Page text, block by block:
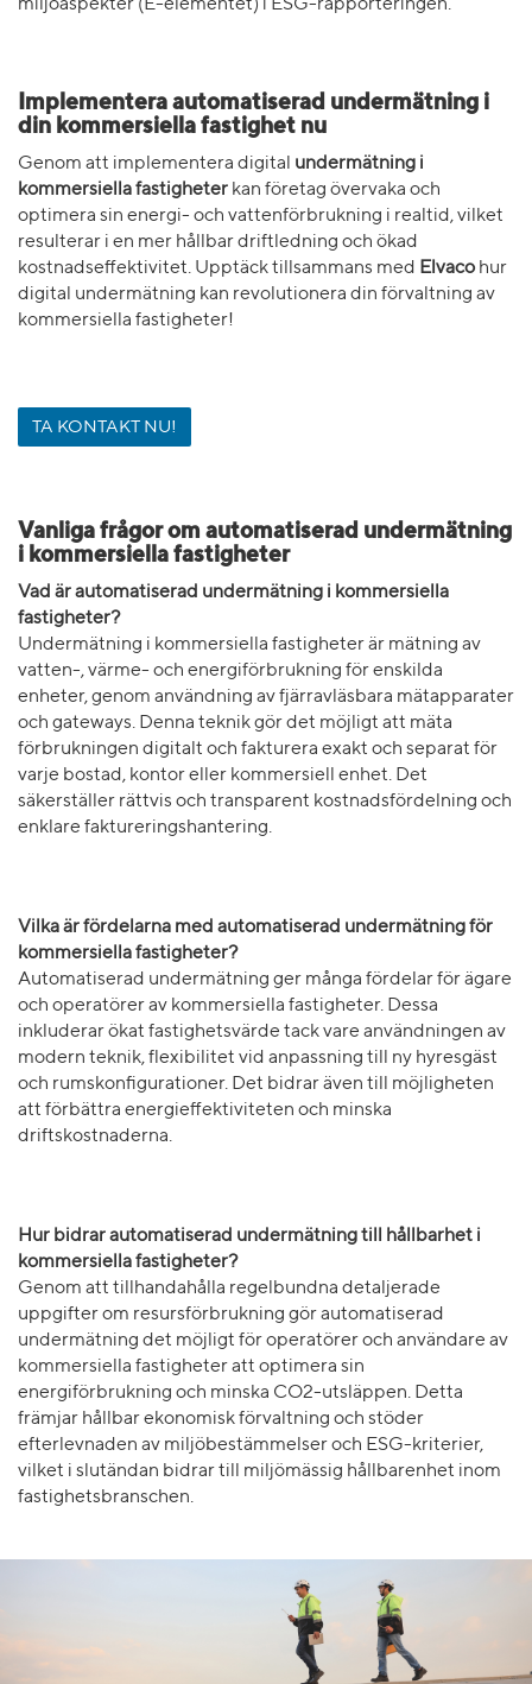
miljöaspekter (E-elementet) i ESG-rapporteringen.
Implementera automatiserad undermätning i
din kommersiella fastighet nu
Genom att implementera digital undermätning i
kommersiella fastigheter kan företag övervaka och
optimera sin energi- och vattenförbrukning i realtid, vilket
resulterar i en mer hållbar driftledning och ökad
kostnadseffektivitet. Upptäck tillsammans med Elvaco hur
digital undermätning kan revolutionera din förvaltning av
kommersiella fastigheter!
TA KONTAKT NU!
Vanliga frågor om automatiserad undermätning
i kommersiella fastigheter
Vad är automatiserad undermätning i kommersiella
fastigheter?
Undermätning i kommersiella fastigheter är mätning av
vatten-, värme- och energiförbrukning för enskilda
enheter, genom användning av fjärravläsbara mätapparater
och gateways. Denna teknik gör det möjligt att mäta
förbrukningen digitalt och fakturera exakt och separat för
varje bostad, kontor eller kommersiell enhet. Det
säkerställer rättvis och transparent kostnadsfördelning och
enklare faktureringshantering.
Vilka är fördelarna med automatiserad undermätning för
kommersiella fastigheter?
Automatiserad undermätning ger många fördelar för ägare
och operatörer av kommersiella fastigheter. Dessa
inkluderar ökat fastighetsvärde tack vare användningen av
modern teknik, flexibilitet vid anpassning till ny hyresgäst
och rumskonfigurationer. Det bidrar även till möjligheten
att förbättra energieffektiviteten och minska
driftskostnaderna.
Hur bidrar automatiserad undermätning till hållbarhet i
kommersiella fastigheter?
Genom att tillhandahålla regelbundna detaljerade
uppgifter om resursförbrukning gör automatiserad
undermätning det möjligt för operatörer och användare av
kommersiella fastigheter att optimera sin
energiförbrukning och minska CO2-utsläppen. Detta
främjar hållbar ekonomisk förvaltning och stöder
efterlevnaden av miljöbestämmelser och ESG-kriterier,
vilket i slutändan bidrar till miljömässig hållbarenhet inom
fastighetsbranschen.